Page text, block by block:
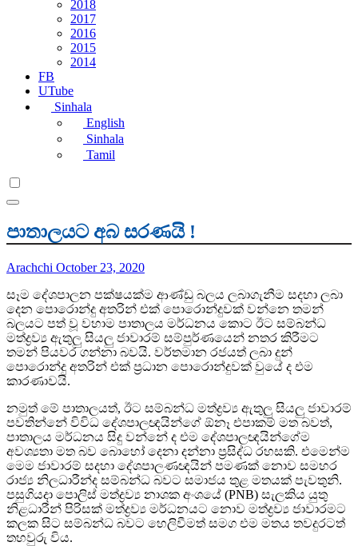
2018
2017
2016
2015
2014
FB
UTube
Sinhala
English
Sinhala
Tamil
පාතාලයට අබ සරණයි !
Arachchi October 23, 2020
සෑම දේශපාලන පක්ෂයක්ම ආණ්ඩු බලය ලබාගැනීම සදහා ලබා
දෙන පොරොන්දු අතරින් එක් පොරොන්දුවක් වන්නෙ තමන්
බලයට පත් වූ වහාම පාතාලය මර්ධනය කොට ඊට සම්බන්ධ
මත්ද්‍රව්‍ය ඇතුලු සියලු ජාවාරම් සම්පුර්ණයෙන් නතර කිරීමට
තමන් පියවර ගන්නා බවයි. වර්තමාන රජයත් ලබා දුන්
පොරොන්දු අතරින් එක් ප්‍රධාන පොරොන්දුවක් වුයේ ද එම
කාරණාවයි.
නමුත් මේ පාතාලයත්, ඊට සම්බන්ධ මත්ද්‍රව්‍ය ඇතුලු සියලු ජාවාරම්
පවතින්නේ විවිධ දේශපාලඥයින්ගේ ඕනෑ එපාකම් මත බවත්,
පාතාලය මර්ධනය සිදු වන්නේ ද එම දේශපාලඥයින්ගේම
අවශ්‍යතා මත බව බොහෝ දෙනා දන්නා ප්‍රසිද්ධ රහසකි. එමෙන්ම
මෙම ජාවාරම් සදහා දේශපාලණඥයින් පමණක් නොව සමහර
රාජ්‍ය නිලධාරීන්ද සම්බන්ධ බවට සමාජය තුළ මතයක් පැවතුනි.
පසුගියදා පොලිස් මත්ද්‍රව්‍ය නාශක අංශයේ (PNB) සැලකිය යුතු
නිළධාරීන් පිරිසක් මත්ද්‍රව්‍ය මර්ධනයට නොව මත්ද්‍රව්‍ය ජාවාරමට
කලක සිට සම්බන්ධ බවට හෙලිවීමත් සමග එම මතය තවදුරටත්
තහවුරු විය.